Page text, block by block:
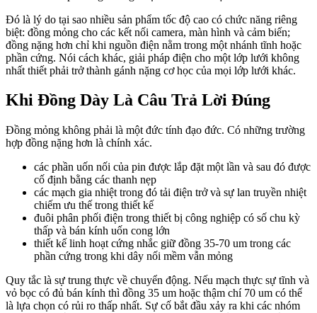
Đó là lý do tại sao nhiều sản phẩm tốc độ cao có chức năng riêng
biệt: đồng mỏng cho các kết nối camera, màn hình và cảm biến;
đồng nặng hơn chỉ khi nguồn điện nằm trong một nhánh tĩnh hoặc
phần cứng. Nói cách khác, giải pháp điện cho một lớp lưới không
nhất thiết phải trở thành gánh nặng cơ học của mọi lớp lưới khác.
Khi Đồng Dày Là Câu Trả Lời Đúng
Đồng mỏng không phải là một đức tính đạo đức. Có những trường
hợp đồng nặng hơn là chính xác.
các phần uốn nối của pin được lắp đặt một lần và sau đó được
cố định bằng các thanh nẹp
các mạch gia nhiệt trong đó tải điện trở và sự lan truyền nhiệt
chiếm ưu thế trong thiết kế
đuôi phân phối điện trong thiết bị công nghiệp có số chu kỳ
thấp và bán kính uốn cong lớn
thiết kế linh hoạt cứng nhắc giữ đồng 35-70 um trong các
phần cứng trong khi dây nối mềm vẫn mỏng
Quy tắc là sự trung thực về chuyển động. Nếu mạch thực sự tĩnh và
vỏ bọc có đủ bán kính thì đồng 35 um hoặc thậm chí 70 um có thể
là lựa chọn có rủi ro thấp nhất. Sự cố bắt đầu xảy ra khi các nhóm